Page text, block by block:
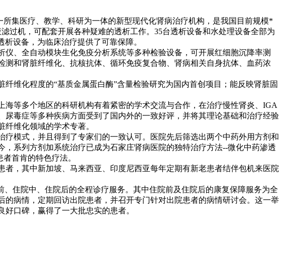
集医疗、教学、科研为一体的新型现代化肾病治疗机构，是我国目前规模*
过机，可配套开展各种疑难的透析工作。35台透析设备和水处理设备全部为
设备，为临床治疗提供了可靠保障。
全自动模块生化免疫分析系统等多种检验设备，可开展红细胞沉降率测
和肾脏纤维化、抗核抗体、循环免疫复合物、肾病相关自身抗体、血药浓
化程度的“基质金属蛋白酶”含量检验研究为国内首创项目；能反映肾脏固
等多个地区的科研机构有着紧密的学术交流与合作，在治疗慢性肾炎、IGA
毒症等多种疾病方面受到了国内外的一致好评，并将其理论基础和治疗经验
维化领域的学术专著。
模式，并且得到了专家们的一致认可。医院先后筛选出两个中药外用方剂和
系列方剂加系统治疗已成为石家庄肾病医院的独特治疗方法--微化中药渗透
首肯的特色疗法。
，其中新加坡、马来西亚、印度尼西亚每年定期有新老患者结伴包机来医院
住院中、住院后的全程诊疗服务。其中住院前及住院后的康复保障服务为全
病情，定期回访出院患者，并召开专门针对出院患者的病情研讨会。这一举
口碑，赢得了一大批忠实的患者。